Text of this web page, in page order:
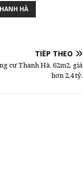
HÀ
TIẾP THEO
cư Thanh Hà, 62m2, giá
hơn 2,4 tỷ.